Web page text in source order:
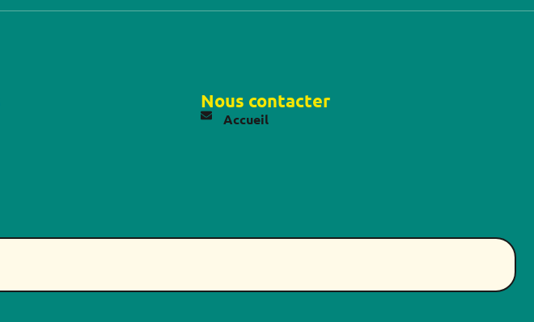
Nous contacter
Accueil